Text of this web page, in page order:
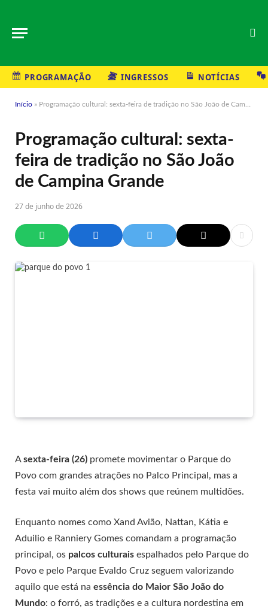
PROGRAMAÇÃO INGRESSOS NOTÍCIAS
Início » Programação cultural: sexta-feira de tradição no São João de Campina Grande
Programação cultural: sexta-
feira de tradição no São João
de Campina Grande
27 de junho de 2026
Asexta-feira (26) promete movimentar o Parque do
Povo com grandes atrações no Palco Principal, mas a
festa vai muito além dos shows que reúnem multidões.
Enquanto nomes como Xand Avião, Nattan, Kátia e
Aduilio e Ranniery Gomes comandam a programação
principal, os palcos culturais espalhados pelo Parque do
Povo e pelo Parque Evaldo Cruz seguem valorizando
aquilo que está na essência do Maior São João do
Mundo: o forró, as tradições e a cultura nordestina em